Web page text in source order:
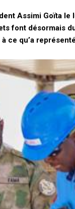
Assimi Goïta
font désormais
qu’a